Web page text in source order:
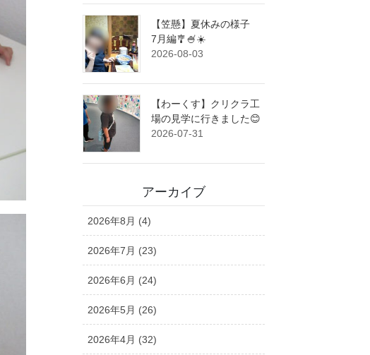
【笠懸】夏休みの様子
7月編🎐🍧☀️
2026-08-03
【わーくす】クリクラ工
場の見学に行きました😊
2026-07-31
アーカイブ
2026年8月 (4)
2026年7月 (23)
2026年6月 (24)
2026年5月 (26)
2026年4月 (32)